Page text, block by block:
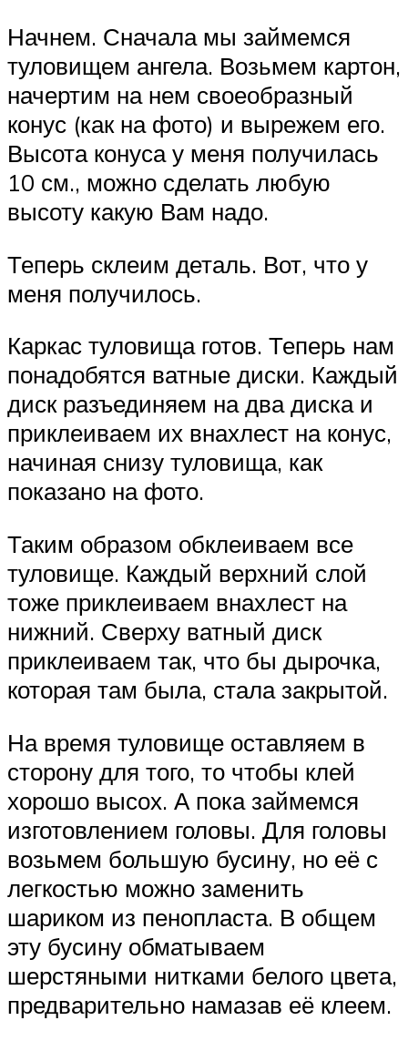
Начнем. Сначала мы займемся
туловищем ангела. Возьмем картон,
начертим на нем своеобразный
конус (как на фото) и вырежем его.
Высота конуса у меня получилась
10 см., можно сделать любую
высоту какую Вам надо.
Теперь склеим деталь. Вот, что у
меня получилось.
Каркас туловища готов. Теперь нам
понадобятся ватные диски. Каждый
диск разъединяем на два диска и
приклеиваем их внахлест на конус,
начиная снизу туловища, как
показано на фото.
Таким образом обклеиваем все
туловище. Каждый верхний слой
тоже приклеиваем внахлест на
нижний. Сверху ватный диск
приклеиваем так, что бы дырочка,
которая там была, стала закрытой.
На время туловище оставляем в
сторону для того, то чтобы клей
хорошо высох. А пока займемся
изготовлением головы. Для головы
возьмем большую бусину, но её с
легкостью можно заменить
шариком из пенопласта. В общем
эту бусину обматываем
шерстяными нитками белого цвета,
предварительно намазав её клеем.